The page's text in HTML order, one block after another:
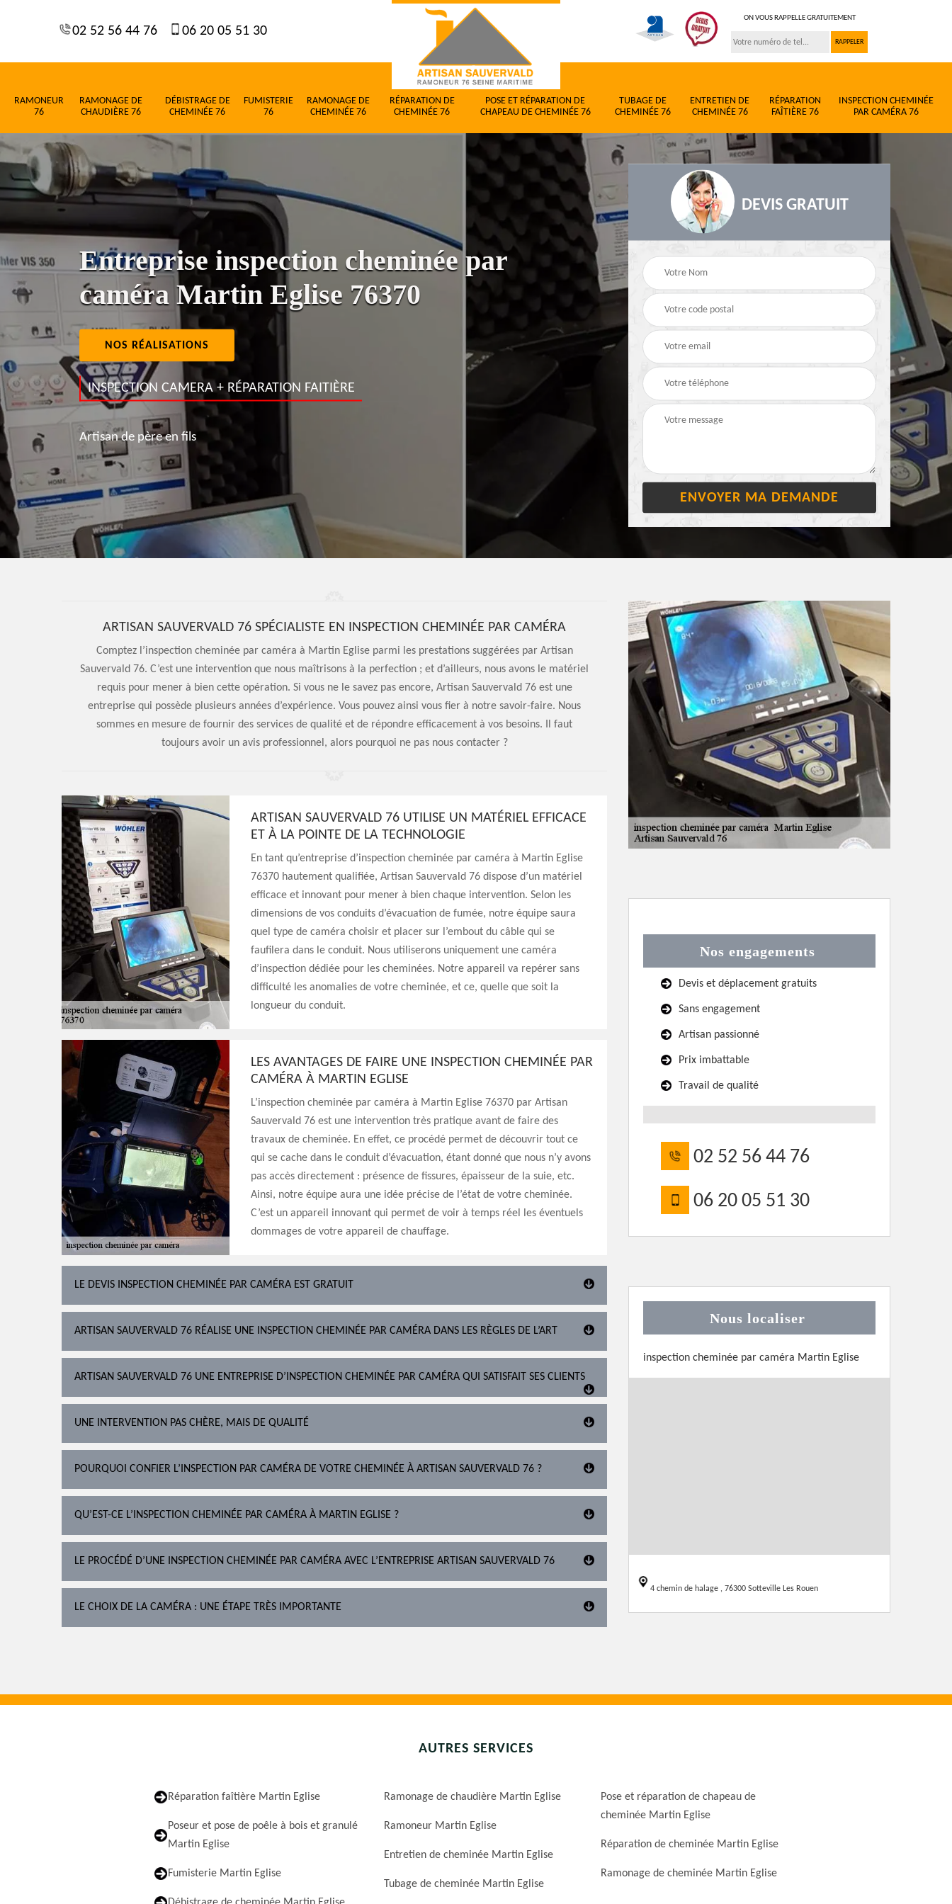
02 52 56 44 76 06 20 05 51 30
ON VOUS RAPPELLE GRATUITEMENT
RAMONEUR
76
RAMONAGE DE
CHAUDIÈRE 76
DÉBISTRAGE DE
CHEMINÉE 76
FUMISTERIE
76
RAMONAGE DE
CHEMINÉE 76
RÉPARATION DE
CHEMINÉE 76
POSE ET RÉPARATION DE
CHAPEAU DE CHEMINÉE 76
TUBAGE DE
CHEMINÉE 76
ENTRETIEN DE
CHEMINÉE 76
RÉPARATION
FAÎTIÈRE 76
INSPECTION CHEMINÉE
PAR CAMÉRA 76
Entreprise inspection cheminée par
caméra Martin Eglise 76370
NOS RÉALISATIONS
INSPECTION CAMERA + RÉPARATION FAITIÈRE
Artisan de père en fils
DEVIS GRATUIT
ARTISAN SAUVERVALD 76 SPÉCIALISTE EN INSPECTION CHEMINÉE PAR CAMÉRA
Comptez l’inspection cheminée par caméra à Martin Eglise parmi les prestations suggérées par Artisan
Sauvervald 76. C’est une intervention que nous maîtrisons à la perfection ; et d’ailleurs, nous avons le matériel
requis pour mener à bien cette opération. Si vous ne le savez pas encore, Artisan Sauvervald 76 est une
entreprise qui possède plusieurs années d’expérience. Vous pouvez ainsi vous fier à notre savoir-faire. Nous
sommes en mesure de fournir des services de qualité et de répondre efficacement à vos besoins. Il faut
toujours avoir un avis professionnel, alors pourquoi ne pas nous contacter ?
ARTISAN SAUVERVALD 76 UTILISE UN MATÉRIEL EFFICACE
ET À LA POINTE DE LA TECHNOLOGIE
En tant qu’entreprise d’inspection cheminée par caméra à Martin Eglise
76370 hautement qualifiée, Artisan Sauvervald 76 dispose d’un matériel
efficace et innovant pour mener à bien chaque intervention. Selon les
dimensions de vos conduits d’évacuation de fumée, notre équipe saura
quel type de caméra choisir et placer sur l’embout du câble qui se
faufilera dans le conduit. Nous utiliserons uniquement une caméra
d’inspection dédiée pour les cheminées. Notre appareil va repérer sans
difficulté les anomalies de votre cheminée, et ce, quelle que soit la
longueur du conduit.
LES AVANTAGES DE FAIRE UNE INSPECTION CHEMINÉE PAR
CAMÉRA À MARTIN EGLISE
L’inspection cheminée par caméra à Martin Eglise 76370 par Artisan
Sauvervald 76 est une intervention très pratique avant de faire des
travaux de cheminée. En effet, ce procédé permet de découvrir tout ce
qui se cache dans le conduit d’évacuation, étant donné que nous n’y avons
pas accès directement : présence de fissures, épaisseur de la suie, etc.
Ainsi, notre équipe aura une idée précise de l’état de votre cheminée.
C’est un appareil innovant qui permet de voir à temps réel les éventuels
dommages de votre appareil de chauffage.
LE DEVIS INSPECTION CHEMINÉE PAR CAMÉRA EST GRATUIT
ARTISAN SAUVERVALD 76 RÉALISE UNE INSPECTION CHEMINÉE PAR CAMÉRA DANS LES RÈGLES DE L’ART
ARTISAN SAUVERVALD 76 UNE ENTREPRISE D’INSPECTION CHEMINÉE PAR CAMÉRA QUI SATISFAIT SES CLIENTS
UNE INTERVENTION PAS CHÈRE, MAIS DE QUALITÉ
POURQUOI CONFIER L’INSPECTION PAR CAMÉRA DE VOTRE CHEMINÉE À ARTISAN SAUVERVALD 76 ?
QU’EST-CE L’INSPECTION CHEMINÉE PAR CAMÉRA À MARTIN EGLISE ?
LE PROCÉDÉ D’UNE INSPECTION CHEMINÉE PAR CAMÉRA AVEC L’ENTREPRISE ARTISAN SAUVERVALD 76
LE CHOIX DE LA CAMÉRA : UNE ÉTAPE TRÈS IMPORTANTE
Nos engagements
Devis et déplacement gratuits
Sans engagement
Artisan passionné
Prix imbattable
Travail de qualité
02 52 56 44 76
06 20 05 51 30
Nous localiser
inspection cheminée par caméra Martin Eglise
4 chemin de halage , 76300 Sotteville Les Rouen
AUTRES SERVICES
Réparation faîtière Martin Eglise
Poseur et pose de poêle à bois et granulé
Martin Eglise
Fumisterie Martin Eglise
Ramonage de chaudière Martin Eglise
Ramoneur Martin Eglise
Entretien de cheminée Martin Eglise
Tubage de cheminée Martin Eglise
Pose et réparation de chapeau de
cheminée Martin Eglise
Réparation de cheminée Martin Eglise
Ramonage de cheminée Martin Eglise